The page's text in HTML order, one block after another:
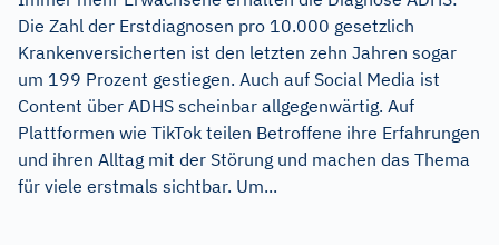
Die Zahl der Erstdiagnosen pro 10.000 gesetzlich
Krankenversicherten ist den letzten zehn Jahren sogar
um 199 Prozent gestiegen. Auch auf Social Media ist
Content über ADHS scheinbar allgegenwärtig. Auf
Plattformen wie TikTok teilen Betroffene ihre Erfahrungen
und ihren Alltag mit der Störung und machen das Thema
für viele erstmals sichtbar. Um...